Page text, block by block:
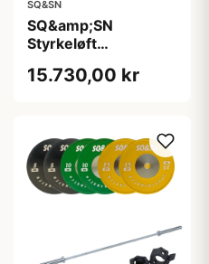
SQ&SN
SQ&amp;SN
Styrkeløft
kg Farvet + 20 kg
15.730,00 kr